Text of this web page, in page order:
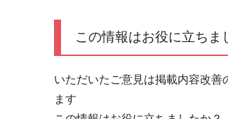
この情報はお役に立ちま
いただいたご意見は掲載内容改善
ます